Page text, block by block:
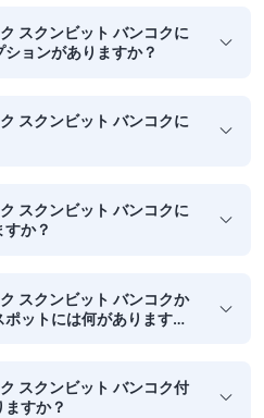
スクンビット バンコクに
ョンがありますか？
スクンビット バンコクに
スクンビット バンコクに
か？
スクンビット バンコクか
ットには何があります
スクンビット バンコク付
すか？